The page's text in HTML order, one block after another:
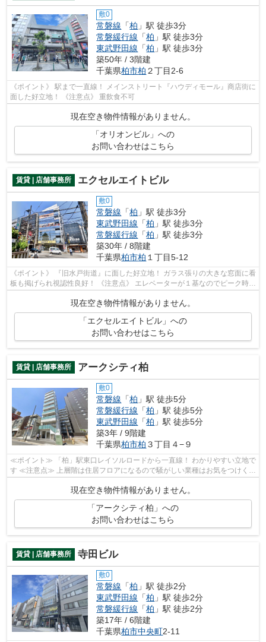
敷0
常磐線 「柏 」駅 徒歩3分
常磐緩行線 「柏 」駅 徒歩3分
東武野田線 「柏 」駅 徒歩3分
築50年 / 3階建
千葉県柏市柏 ２丁目2-6
《ポイント》 駅まで一直線！ メインストリート『ハウディモール』商店街に
面した好立地！ 《注意点》 重飲食不可
現在空き物件情報がありません。
「オリオンビル」への
お問い合わせはこちら
賃貸 | 店舗事務所 エクセルエイトビル
敷0
常磐線 「柏 」駅 徒歩3分
東武野田線 「柏 」駅 徒歩3分
常磐緩行線 「柏 」駅 徒歩3分
築30年 / 8階建
千葉県柏市柏 １丁目5-12
《ポイント》 『旧水戸街道』に面した好立地！ ガラス張りの大きな窓面に看
板も掲げられ視認性良好！ 《注意点》 エレベーターが１基なのでピーク時に
現在空き物件情報がありません。
「エクセルエイトビル」への
お問い合わせはこちら
賃貸 | 店舗事務所 アークシティ柏
敷0
常磐線 「柏 」駅 徒歩5分
常磐緩行線 「柏 」駅 徒歩5分
東武野田線 「柏 」駅 徒歩5分
築3年 / 9階建
千葉県柏市柏 ３丁目４−９
≪ポイント≫ 「柏」駅東口レイソルロードから一直線！ わかりやすい立地で
す ≪注意点≫ 上層階は住居フロアになるので騒がしい業種はお気をつけくだ
さい
現在空き物件情報がありません。
「アークシティ柏」への
お問い合わせはこちら
賃貸 | 店舗事務所 寺田ビル
敷0
常磐線 「柏 」駅 徒歩2分
東武野田線 「柏 」駅 徒歩2分
常磐緩行線 「柏 」駅 徒歩2分
築17年 / 6階建
千葉県柏市中央町2-11